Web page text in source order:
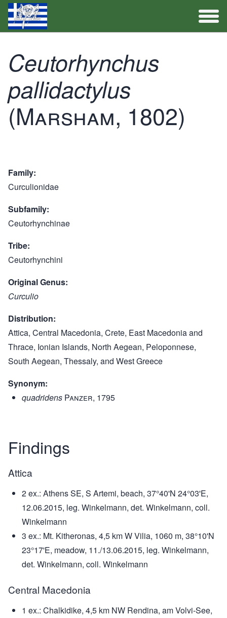
Ceutorhynchus
pallidactylus
(Marsham, 1802)
Family
Curculionidae
Subfamily
Ceutorhynchinae
Tribe
Ceutorhynchini
Original Genus
Curculio
Distribution
Attica, Central Macedonia, Crete, East Macedonia and
Thrace, Ionian Islands, North Aegean, Peloponnese,
South Aegean, Thessaly, and West Greece
Synonym
quadridens Panzer, 1795
Findings
Attica
2 ex.: Athens SE, S Artemi, beach, 37°40'N 24°03'E,
12.06.2015, leg. Winkelmann, det. Winkelmann, coll.
Winkelmann
3 ex.: Mt. Kitheronas, 4,5 km W Vilia, 1060 m, 38°10'N
23°17'E, meadow, 11./13.06.2015, leg. Winkelmann,
det. Winkelmann, coll. Winkelmann
Central Macedonia
1 ex.: Chalkidike, 4,5 km NW Rendina, am Volvi-See,